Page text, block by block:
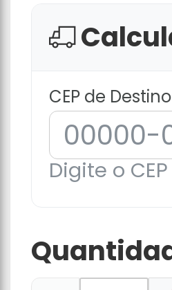
CEP de Destino
Digite o